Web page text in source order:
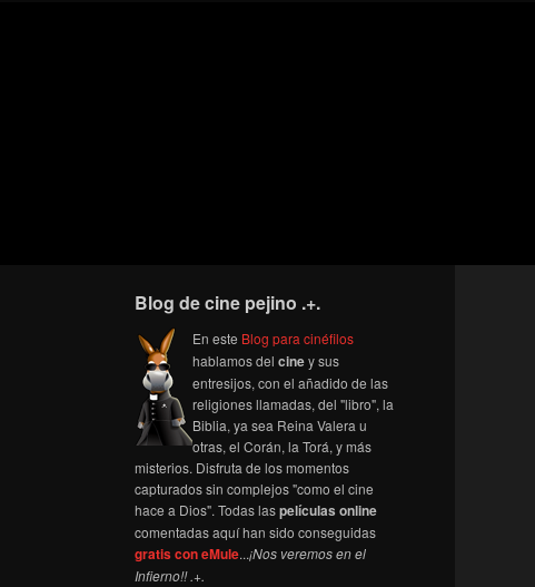
Blog de cine pejino .+.
En este Blog para cinéfilos
hablamos del ciney sus
entresijos, con el añadido de las
religiones llamadas, del "libro", la
Biblia, ya sea Reina Valera u
otras, el Corán, la Torá, y más
misterios. Disfruta de los momentos
capturados sin complejos "como el cine
hace a Dios". Todas laspelículas online
comentadas aquí han sido conseguidas
gratis con eMule...¡Nos veremos en el
Infierno!! .+.